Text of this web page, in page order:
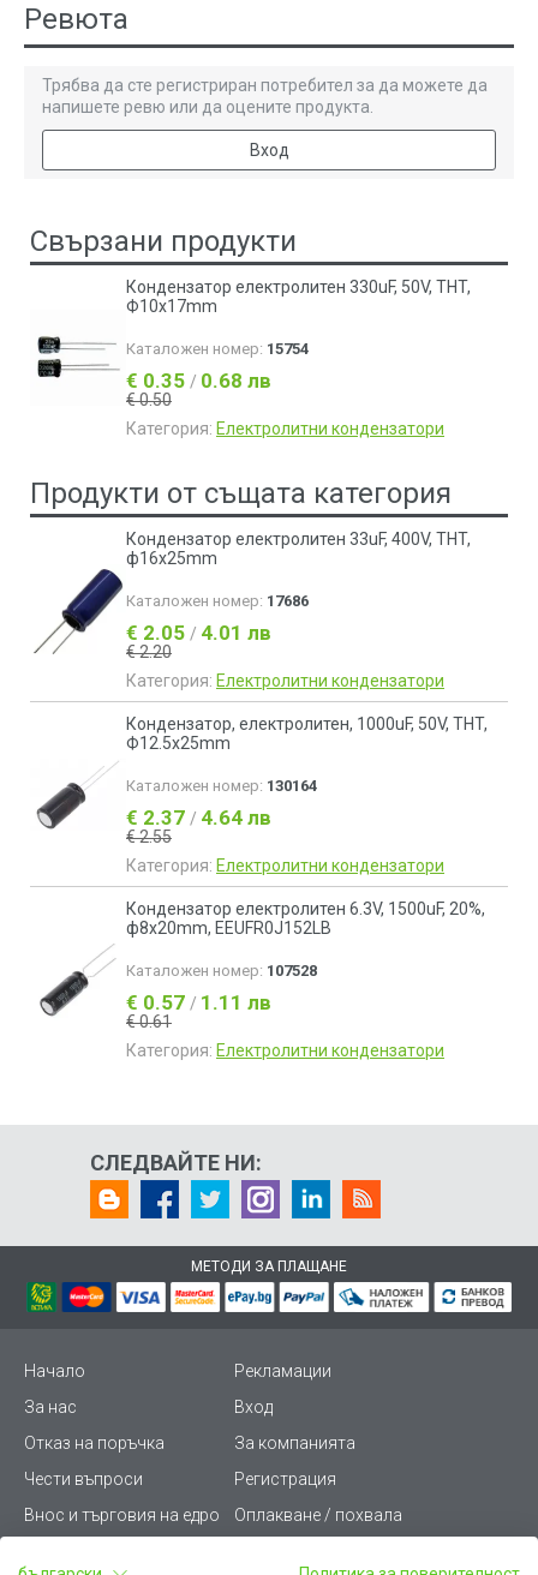
Ревюта
Трябва да сте регистриран потребител за да можете да
напишете ревю или да оцените продукта.
Вход
Свързани продукти
Кондензатор електролитен 330uF, 50V, THT,
Ф10x17mm
Каталожен номер: 15754
€ 0.35 / 0.68 лв
€ 0.50
Категория: Електролитни кондензатори
Продукти от същата категория
Кондензатор електролитен 33uF, 400V, THT,
ф16x25mm
Каталожен номер: 17686
€ 2.05 / 4.01 лв
€ 2.20
Категория: Електролитни кондензатори
Кондензатор, електролитен, 1000uF, 50V, THT,
Ф12.5x25mm
Каталожен номер: 130164
€ 2.37 / 4.64 лв
€ 2.55
Категория: Електролитни кондензатори
Кондензатор електролитен 6.3V, 1500uF, 20%,
ф8x20mm, EEUFR0J152LB
Каталожен номер: 107528
€ 0.57 / 1.11 лв
€ 0.61
Категория: Електролитни кондензатори
СЛЕДВАЙТЕ НИ:
МЕТОДИ ЗА ПЛАЩАНЕ
Начало
Рекламации
За нас
Вход
Отказ на поръчка
За компанията
Чести въпроси
Регистрация
Внос и търговия на едро
Оплакване / похвала